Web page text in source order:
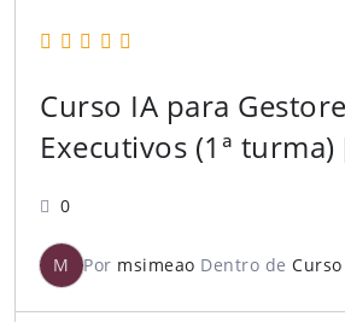
Curso IA para
Executivos (1ª
0
M Por msimeao Dentro de Curso